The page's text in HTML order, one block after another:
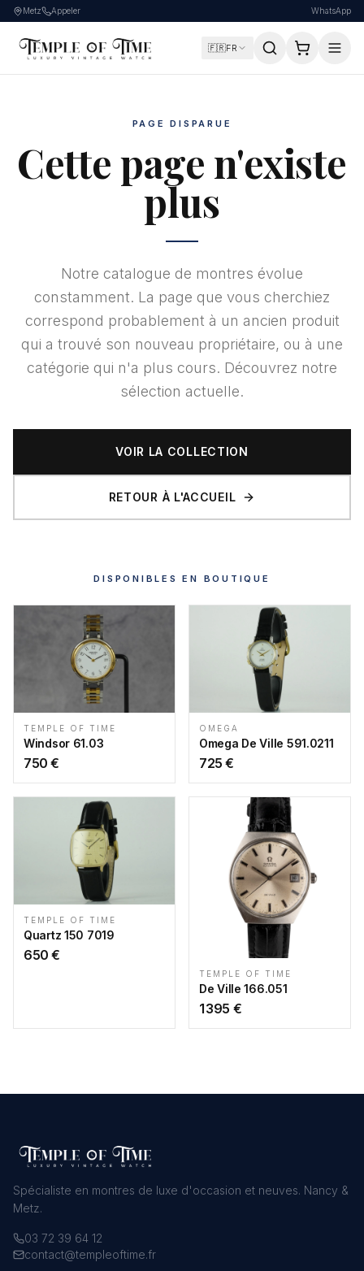
Metz Appeler WhatsApp
🇫🇷FR
PAGE DISPARUE
Cette page n'existe
plus
Notre catalogue de montres évolue
constamment. La page que vous cherchiez
correspond probablement à un ancien produit
qui a trouvé son nouveau propriétaire, ou à une
catégorie qui n'a plus cours. Découvrez notre
sélection actuelle.
VOIR LA COLLECTION
RETOUR À L'ACCUEIL
DISPONIBLES EN BOUTIQUE
TEMPLE OF TIME
Windsor 61.03
750 €
OMEGA
Omega De Ville 591.0211
725 €
TEMPLE OF TIME
Quartz 150 7019
650 €
TEMPLE OF TIME
De Ville 166.051
1 395 €
Spécialiste en montres de luxe d'occasion et neuves. Nancy &
Metz.
03 72 39 64 12
contact@templeoftime.fr